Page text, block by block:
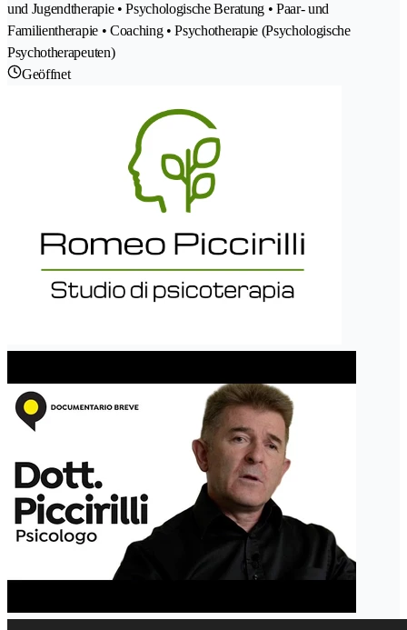
und Jugendtherapie • Psychologische Beratung • Paar- und
Familientherapie • Coaching • Psychotherapie (Psychologische
Psychotherapeuten)
Geöffnet